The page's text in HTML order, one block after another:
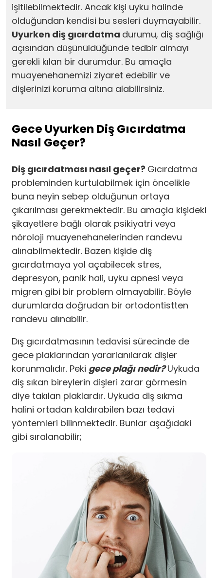
işitilebilmektedir. Ancak kişi uyku halinde
olduğundan kendisi bu sesleri duymayabilir.
Uyurken diş gıcırdatma durumu, diş sağlığı
açısından düşünüldüğünde tedbir almayı
gerekli kılan bir durumdur. Bu amaçla
muayenehanemizi ziyaret edebilir ve
dişlerinizi koruma altına alabilirsiniz.
Gece Uyurken Diş Gıcırdatma
Nasıl Geçer?
Diş gıcırdatması nasıl geçer? Gıcırdatma
probleminden kurtulabilmek için öncelikle
buna neyin sebep olduğunun ortaya
çıkarılması gerekmektedir. Bu amaçla kişideki
şikayetlere bağlı olarak psikiyatri veya
nöroloji muayenehanelerinden randevu
alınabilmektedir. Bazen kişide diş
gıcırdatmaya yol açabilecek stres,
depresyon, panik hali, uyku apnesi veya
migren gibi bir problem olmayabilir. Böyle
durumlarda doğrudan bir ortodontistten
randevu alınabilir.
Dış gıcırdatmasının tedavisi sürecinde de
gece plaklarından yararlanılarak dişler
korunmalıdır. Peki gece plağı nedir? Uykuda
diş sıkan bireylerin dişleri zarar görmesin
diye takılan plaklardır. Uykuda diş sıkma
halini ortadan kaldırabilen bazı tedavi
yöntemleri bilinmektedir. Bunlar aşağıdaki
gibi sıralanabilir;